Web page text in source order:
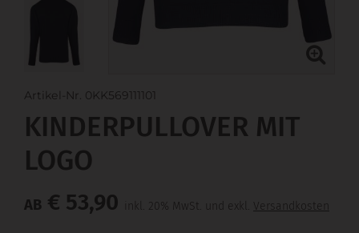
Artikel-Nr. 0KK569111101
KINDERPULLOVER MIT
LOGO
AB € 53,90 inkl. 20% MwSt. und exkl. Versandkosten